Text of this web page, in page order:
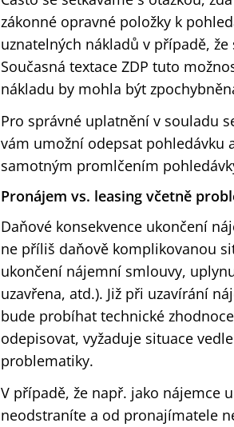
zákonné opravné položky k
uznatelných nákladů v případě,
Současná textace ZDP tuto
nákladu by mohla být
Pro správné uplatnění v souladu
vám umožní odepsat pohledávku
samotným promlčením
Pronájem vs. leasing včetně
Daňové konsekvence ukončení
ne příliš daňově komplikovanou
ukončení nájemní smlouvy,
uzavřena, atd.). Již při uzavírání
bude probíhat technické
odepisovat, vyžaduje situace
problematiky.
V případě, že např. jako nájemce
neodstraníte a od pronajímatele